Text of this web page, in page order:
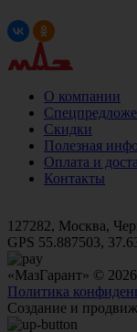
О компании
Скидки
Полезная
Оплата и
Контакты
127282, Москва,
GPS 55.887503,
«МазГарант» © 2026
Политика
Создание и